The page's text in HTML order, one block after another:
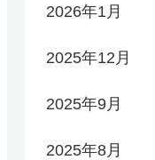
2026年1月
2025年12月
2025年9月
2025年8月